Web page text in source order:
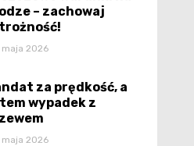
– zachowaj
2026
za prędkość, a
wypadek z
2026